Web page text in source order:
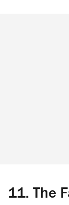
11. The